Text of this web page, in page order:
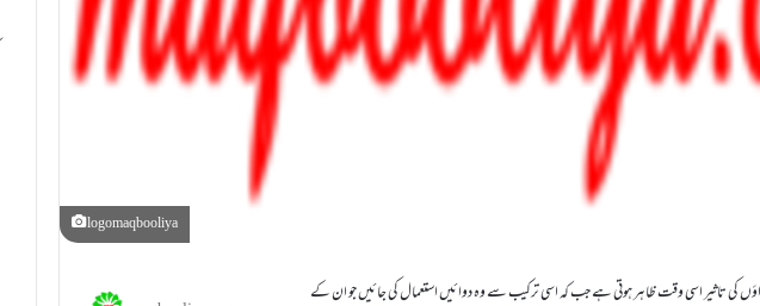
logomaqbooliya